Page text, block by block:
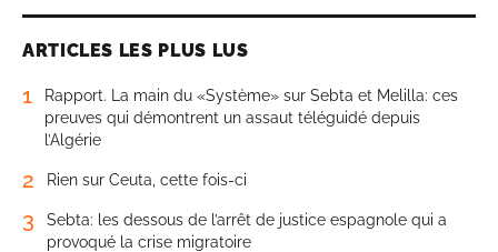
ARTICLES LES PLUS LUS
1
Rapport. La main du «Système» sur Sebta et Melilla: ces
preuves qui démontrent un assaut téléguidé depuis
l’Algérie
2 Rien sur Ceuta, cette fois-ci
3
Sebta: les dessous de l’arrêt de justice espagnole qui a
provoqué la crise migratoire